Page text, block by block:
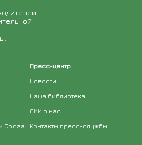
Союза
Пресс-центр
Новости
Наша библиотека
СМИ о нас
Контакты пресс-службы